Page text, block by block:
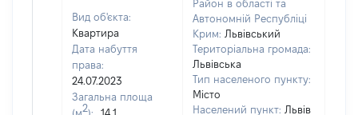
Вид об'єкта:
Квартира
Дата набуття
права:
24.07.2023
Загальна площа
(м2):
14,1
Район в області та
Автономній Республіці
Крим: Львівський
Територіальна громада:
Львівська
Тип населеного пункту:
Місто
Населений пункт: Львів